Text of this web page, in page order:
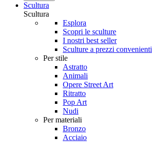
Scultura
Scultura
Esplora
Scopri le sculture
I nostri best seller
Sculture a prezzi convenienti
Per stile
Astratto
Animali
Opere Street Art
Ritratto
Pop Art
Nudi
Per materiali
Bronzo
Acciaio